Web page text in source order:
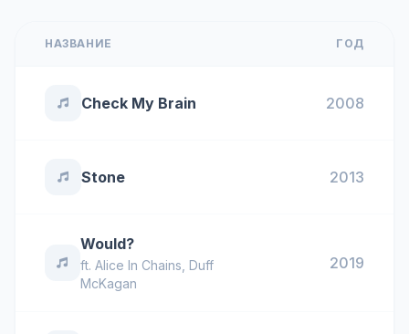
НАЗВАНИЕ ГОД
Check My Brain 2008
Stone 2013
Would?
ft. Alice In Chains Duff
McKagan
2019